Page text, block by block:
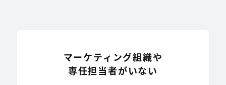
マーケティング組織や
専任担当者がいない